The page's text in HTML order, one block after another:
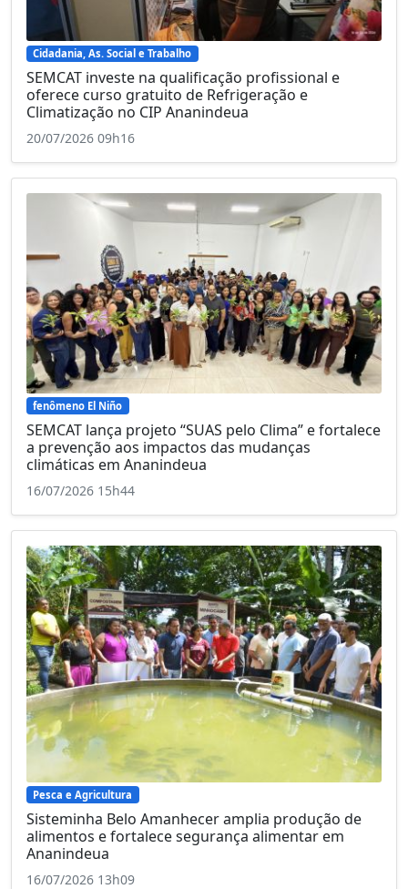
Cidadania, As. Social e Trabalho
SEMCAT investe na qualificação profissional e
oferece curso gratuito de Refrigeração e
Climatização no CIP Ananindeua
20/07/2026 09h16
fenômeno El Niño
SEMCAT lança projeto “SUAS pelo Clima” e fortalece
a prevenção aos impactos das mudanças
climáticas em Ananindeua
16/07/2026 15h44
Pesca e Agricultura
Sisteminha Belo Amanhecer amplia produção de
alimentos e fortalece segurança alimentar em
Ananindeua
16/07/2026 13h09